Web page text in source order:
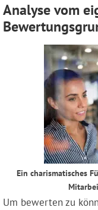
Analyse vom
Ein charismatisches
Um bewerten zu